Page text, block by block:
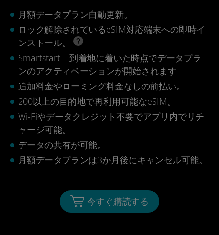
月額データプラン自動更新。
ロック解除されているeSIM対応端末への即時イ
ンストール。
Smartstart – 到着地に着いた時点でデータプラ
ンのアクティベーションが開始されます
追加料金やローミング料金なしの前払い。
200以上の目的地で再利用可能なeSIM。
Wi-Fiやデータクレジット不要でアプリ内でリチ
ャージ可能。
データの共有が可能。
月額データプランは3か月後にキャンセル可能。
今すぐ購読する